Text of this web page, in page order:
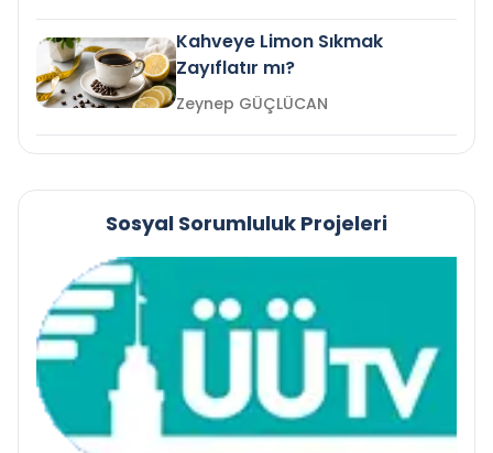
Kahveye Limon Sıkmak
Zayıflatır mı?
Zeynep GÜÇLÜCAN
Sosyal Sorumluluk Projeleri